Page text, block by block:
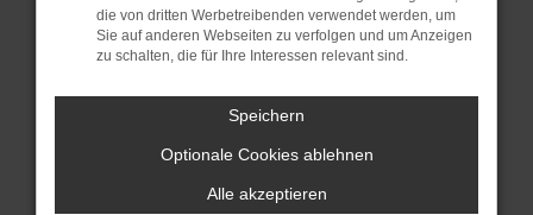
Wende dich an den Webseitenbetreiber.
Wenn du alle oben genannten Schritte versucht
hast, kontaktiere uns bitte. Wir werden versuchen,
das Problem zu beheben. Du kannst uns diesen
Text schicken, um uns bei der Fehlersuche zu
unterstützen:
ewogICJuYW1lIjogIk5ldHdvcmtFcnJvciIsCiAgI
die von dritten Werbetreibenden verwendet werden, um
Sie auf anderen Webseiten zu verfolgen und um Anzeigen
zu schalten, die für Ihre Interessen relevant sind.
Speichern
Optionale Cookies ablehnen
Alle akzeptieren